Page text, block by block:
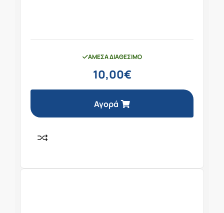
ΆΜΕΣΑ ΔΙΑΘΈΣΙΜΟ
10,00€
Αγορά